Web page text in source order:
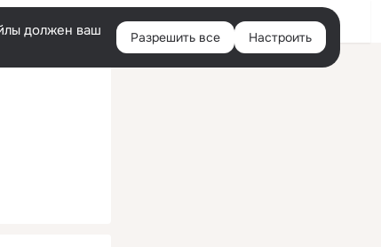
Войти
должен ваш
Разрешить все Настроить